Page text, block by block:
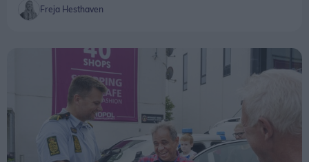
Freja Hesthaven